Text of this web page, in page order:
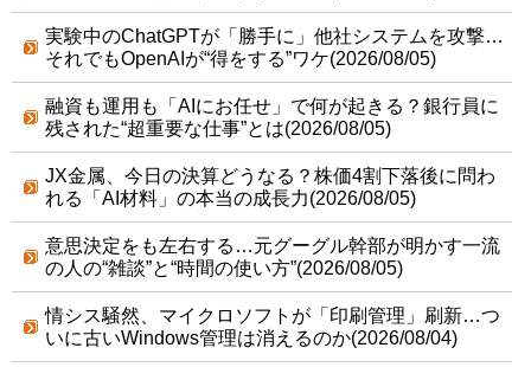
実験中のChatGPTが「勝手に」他社システムを攻撃…
それでもOpenAIが“得をする”ワケ(2026/08/05)
融資も運用も「AIにお任せ」で何が起きる？銀行員に
残された“超重要な仕事”とは(2026/08/05)
JX金属、今日の決算どうなる？株価4割下落後に問わ
れる「AI材料」の本当の成長力(2026/08/05)
意思決定をも左右する…元グーグル幹部が明かす一流
の人の“雑談”と“時間の使い方”(2026/08/05)
情シス騒然、マイクロソフトが「印刷管理」刷新…つ
いに古いWindows管理は消えるのか(2026/08/04)